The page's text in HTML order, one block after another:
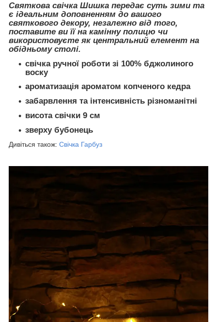
Святкова свічка Шишка передає суть зими та
є ідеальним доповненням до вашого
святкового декору, незалежно від того,
поставите ви її на камінну полицю чи
використовуєте як центральний елемент на
обідньому столі.
свічка ручної роботи зі 100% бджолиного
воску
ароматизація ароматом копченого кедра
забарвлення та інтенсивність різноманітні
висота свічки 9 см
зверху бубонець
Дивіться також: Свічка Гарбуз